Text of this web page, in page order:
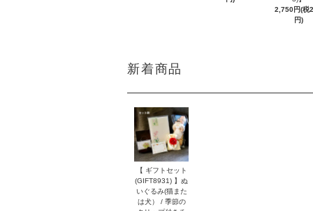
2,750円(税
円)
新着商品
【 ギフトセット
(GIFT8931) 】ぬ
いぐるみ(猫また
は犬） / 季節の